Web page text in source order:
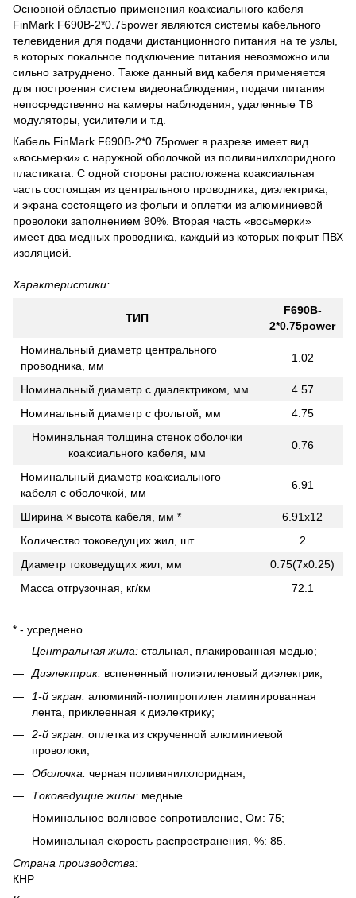
Основной областью применения коаксиального кабеля
FinMark F690B-2*0.75power являются системы кабельного
телевидения для подачи дистанционного питания на те узлы,
в которых локальное подключение питания невозможно или
сильно затруднено. Также данный вид кабеля применяется
для построения систем видеонаблюдения, подачи питания
непосредственно на камеры наблюдения, удаленные ТВ
модуляторы, усилители и т.д.
Кабель FinMark F690B-2*0.75power в разрезе имеет вид
«восьмерки» с наружной оболочкой из поливинилхлоридного
пластиката. С одной стороны расположена коаксиальная
часть состоящая из центрального проводника, диэлектрика,
и экрана состоящего из фольги и оплетки из алюминиевой
проволоки заполнением 90%. Вторая часть «восьмерки»
имеет два медных проводника, каждый из которых покрыт ПВХ
изоляцией.
Характеристики:
ТИП
F690B-
2*0.75power
Номинальный диаметр центрального
проводника, мм
1.02
Номинальный диаметр с диэлектриком, мм
4.57
Номинальный диаметр с фольгой, мм
4.75
Номинальная толщина стенок оболочки
коаксиального кабеля, мм
0.76
Номинальный диаметр коаксиального
кабеля с оболочкой, мм
6.91
Ширина × высота кабеля, мм *
6.91x12
Количество токоведущих жил, шт
2
Диаметр токоведущих жил, мм
0.75(7x0.25)
Масса отгрузочная, кг/км
72.1
* - усреднено
Центральная жила: стальная, плакированная медью;
Диэлектрик: вспененный полиэтиленовый диэлектрик;
1-й экран: алюминий-полипропилен ламинированная
лента, приклеенная к диэлектрику;
2-й экран: оплетка из скрученной алюминиевой
проволоки;
Оболочка: черная поливинилхлоридная;
Токоведущие жилы: медные.
Номинальное волновое сопротивление, Ом: 75;
Номинальная скорость распространения, %: 85.
Страна производства:
КНР